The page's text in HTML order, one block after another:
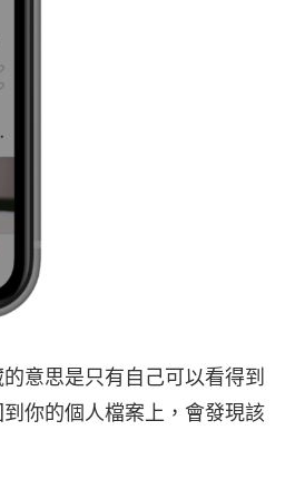
的意思是只有自己可以看得到
你的個人檔案上，會發現該